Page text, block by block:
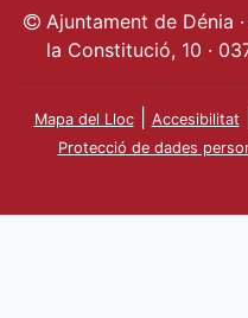
Ajuntament de Dénia
la Constitució, 10 ·
Mapa del Lloc| Accesibilitat
Protecció de dades